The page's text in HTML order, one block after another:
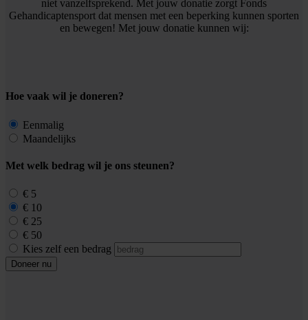
niet vanzelfsprekend. Met jouw donatie zorgt Fonds
Gehandicaptensport dat mensen met een beperking kunnen sporten
en bewegen! Met jouw donatie kunnen wij:
Hoe vaak wil je doneren?
Eenmalig
Maandelijks
Met welk bedrag wil je ons steunen?
€ 5
€ 10
€ 25
€ 50
Kies zelf een bedrag
Doneer nu